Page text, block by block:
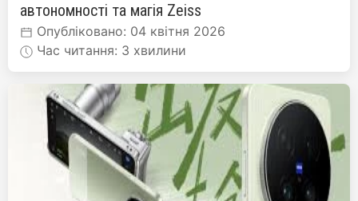
автономності та магія Zeiss
Опубліковано: 04 квітня 2026
Час читання: 3 хвилини